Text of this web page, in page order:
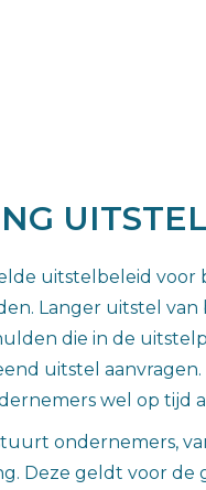
uitstelbeleid
Langer uitstel
die in de
uitstel
wel op tijd
ondernemers,
Deze geldt voor